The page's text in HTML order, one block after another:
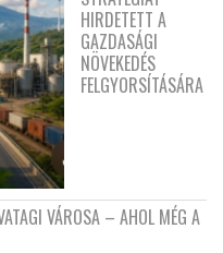
HIRDETETT A
GAZDASÁGI
NÖVEKEDÉS
FELGYORSÍTÁSÁRA
VÁROSA – AHOL MÉG A